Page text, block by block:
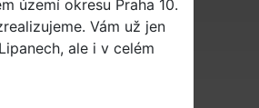
území okresu Praha 10.
Vám už jen
ale i v celém